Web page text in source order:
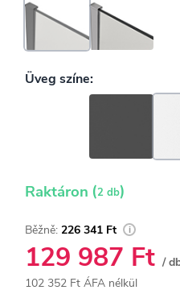
Raktáron (2 db)
226 341 Ft
129 987 Ft /
102 352 Ft ÁFA nélkül